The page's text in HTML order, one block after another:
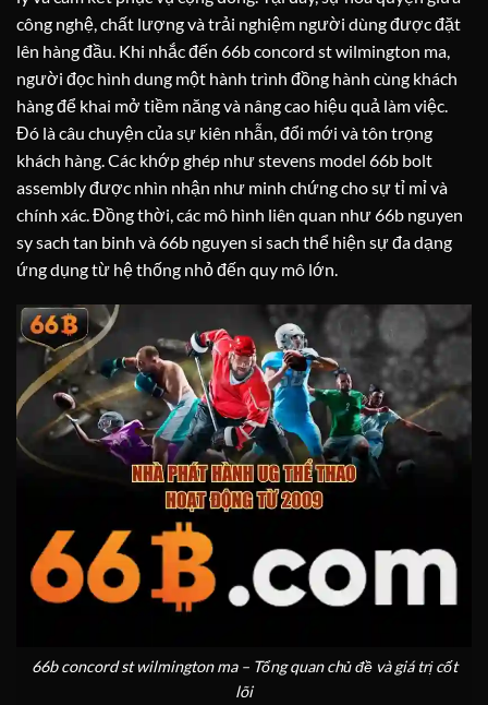
công nghệ, chất lượng và trải nghiệm người dùng được đặt
lên hàng đầu. Khi nhắc đến 66b concord st wilmington ma,
người đọc hình dung một hành trình đồng hành cùng khách
hàng để khai mở tiềm năng và nâng cao hiệu quả làm việc.
Đó là câu chuyện của sự kiên nhẫn, đổi mới và tôn trọng
khách hàng. Các khớp ghép như stevens model 66b bolt
assembly được nhìn nhận như minh chứng cho sự tỉ mỉ và
chính xác. Đồng thời, các mô hình liên quan như 66b nguyen
sy sach tan binh và 66b nguyen si sach thể hiện sự đa dạng
ứng dụng từ hệ thống nhỏ đến quy mô lớn.
66b concord st wilmington ma – Tổng quan chủ đề và giá trị cốt
lõi